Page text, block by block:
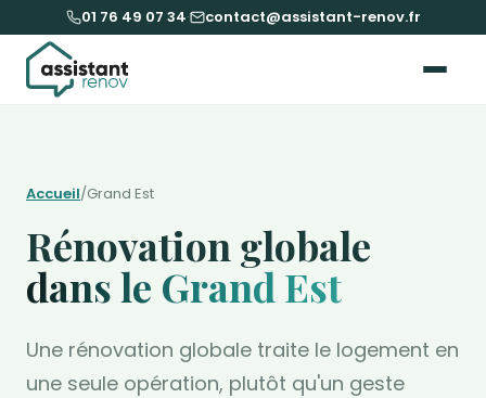
01 76 49 07 34· contact@assistant-renov.fr
Accueil/Grand Est
Rénovation globale
dans le Grand Est
Une rénovation globale traite le logement en
une seule opération, plutôt qu'un geste